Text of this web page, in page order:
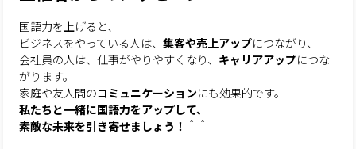
国語力を上げると、
ビジネスをやっている人は、集客や売上アップにつながり、
会社員の人は、仕事がやりやすくなり、 キャリアアップにつな
がります。
家庭や友人間のコミュニケーションにも効果的です。
私たちと一緒に国語力をアップして、
素敵な未来を引き寄せましょう！ ＾＾